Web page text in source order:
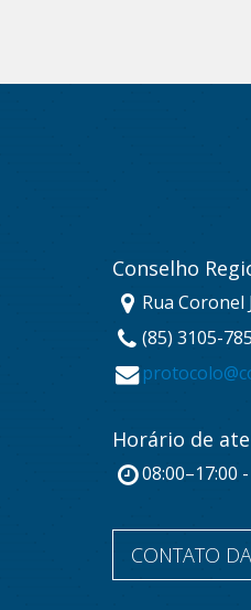
Conselho
Rua Coronel
(85) 3105-
Horário de
08:00–17:00
CONTATO